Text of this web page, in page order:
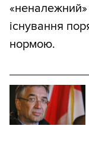
існування
нормою.